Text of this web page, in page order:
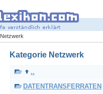
Netzwerk
Kategorie Netzwerk
..
DATENTRANSFERRATEN